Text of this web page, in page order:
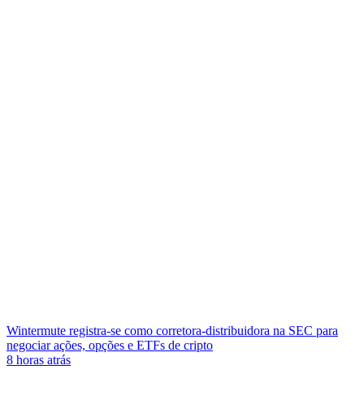
Wintermute registra-se como corretora-distribuidora na SEC para
negociar ações, opções e ETFs de cripto
8 horas atrás